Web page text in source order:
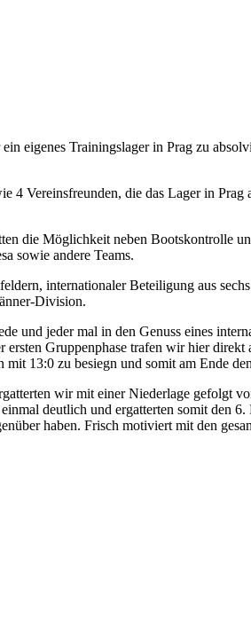
eigenes Trainingslager in Prag zu
Vereinsfreunden, die das Lager in
die Möglichkeit neben Bootskontrolle
sowie andere Teams.
internationaler Beteiligung aus
Division.
und jeder mal in den Genuss eines
Gruppenphase trafen wir hier direkt
13:0 zu besiegn und somit am Ende
wir mit einer Niederlage gefolgt
deutlich und ergatterten somit den 6.
haben. Frisch motiviert mit den